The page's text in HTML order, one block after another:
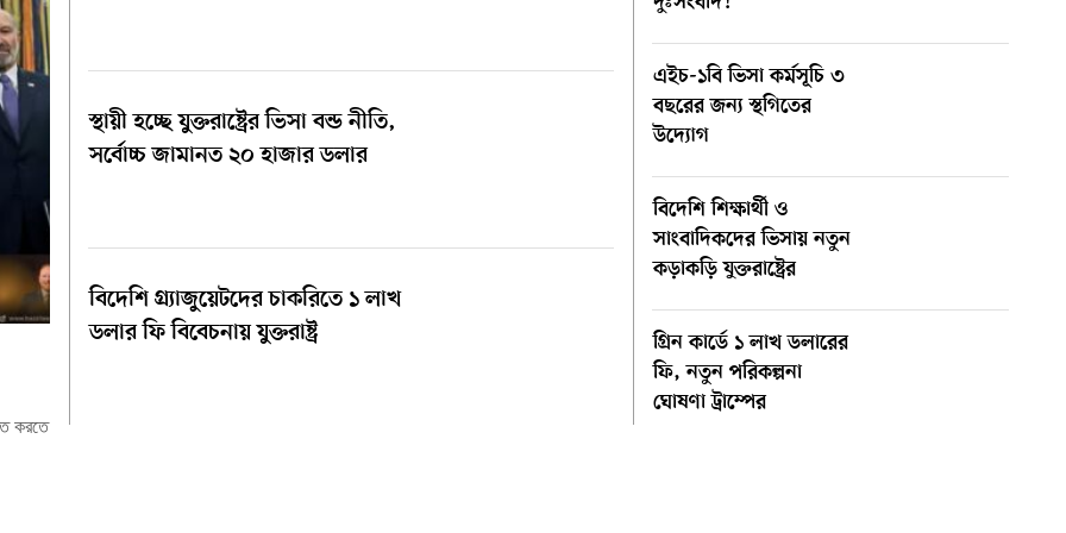
করতে
স্থায়ী হচ্ছে যুক্তরাষ্ট্রের ভিসা বন্ড নীতি,
সর্বোচ্চ জামানত ২০ হাজার ডলার
বিদেশি গ্র্যাজুয়েটদের চাকরিতে ১ লাখ
ডলার ফি বিবেচনায় যুক্তরাষ্ট্র
এইচ-১বি ভিসা কর্মসূচি ৩
বছরের জন্য স্থগিতের
উদ্যোগ
বিদেশি শিক্ষার্থী ও
সাংবাদিকদের ভিসায় নতুন
কড়াকড়ি যুক্তরাষ্ট্রের
গ্রিন কার্ডে ১ লাখ ডলারের
ফি, নতুন পরিকল্পনা
ঘোষণা ট্রাম্পের